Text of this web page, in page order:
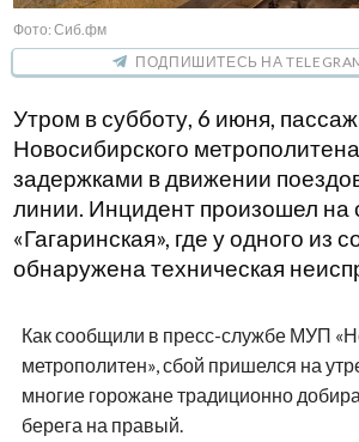
Фото: Сиб.фм
ПОДПИШИТЕСЬ НА
Утром в субботу, 6 июня,
Новосибирского
задержками в движении
линии. Инцидент произошел на
«Гагаринская», где у одного из
обнаружена техническая
Как сообщили в пресс-службе МУП
метрополитен», сбой пришелся на
многие горожане традиционно
берега на правый.